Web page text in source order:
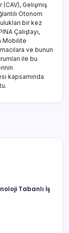
Gelişmiş
Otonom
bir kez
Çalıştayı,
Mobilite
ve bunun
ile bu
kapsamında
Tabanlı İş